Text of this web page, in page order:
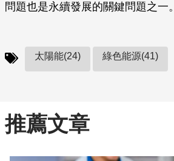
問題也是永續發展的關鍵問題之一。
太陽能(24) 綠色能源(41)
推薦文章